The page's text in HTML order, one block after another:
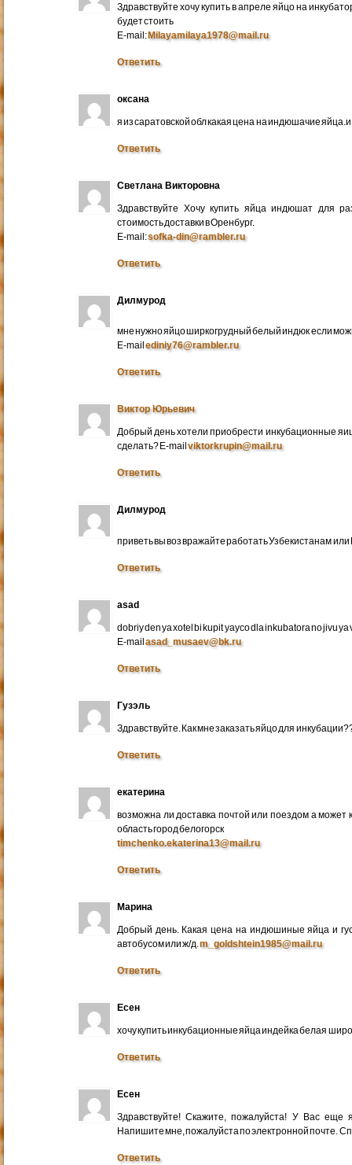
Здравствуйте хочу купить в апреле яйцо на
будет стоить
E-mail:Milayamilaya1978@mail.ru
Ответить
оксана
я из саратовской обл какая цена на индюшачие яйца.и
Ответить
Светлана Викторовна
Здравствуйте Хочу купить яйца индюшат для
стоимость доставки в Оренбург.
E-mail:sofka-din@rambler.ru
Ответить
Дилмурод
мне нужно яйцо ширкогрудный белый индюк если
E-mailediniy76@rambler.ru
Ответить
Виктор Юрьевич
Добрый день хотели приобрести инкубационные
сделать? E-mailviktorkrupin@mail.ru
Ответить
Дилмурод
приветь вы воз вражайте работать Узбекистанам
Ответить
asad
dobriy den ya xotel bi kupit yayco dla inkubatora no jivu ya
E-mailasad_musaev@bk.ru
Ответить
Гузэль
Здравствуйте. Как мне заказать яйцо для
Ответить
екатерина
возможна ли доставка почтой или поездом а
область город белогорск
timchenko.ekaterina13@mail.ru
Ответить
Марина
Добрый день. Какая цена на индюшиные яйца и
автобусом или ж/д.m_goldshtein1985@mail.ru
Ответить
Есен
хочу купить инкубационные яйца индейка белая
Ответить
Есен
Здравствуйте! Скажите, пожалуйста! У Вас еще
Напишите мне, пожалуйста по электронной почте.
Ответить